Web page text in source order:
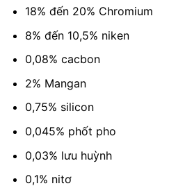
18% đến 20% Chromium
8% đến 10,5% niken
0,08% cacbon
2% Mangan
0,75% silicon
0,045% phốt pho
0,03% lưu huỳnh
0,1% nitơ